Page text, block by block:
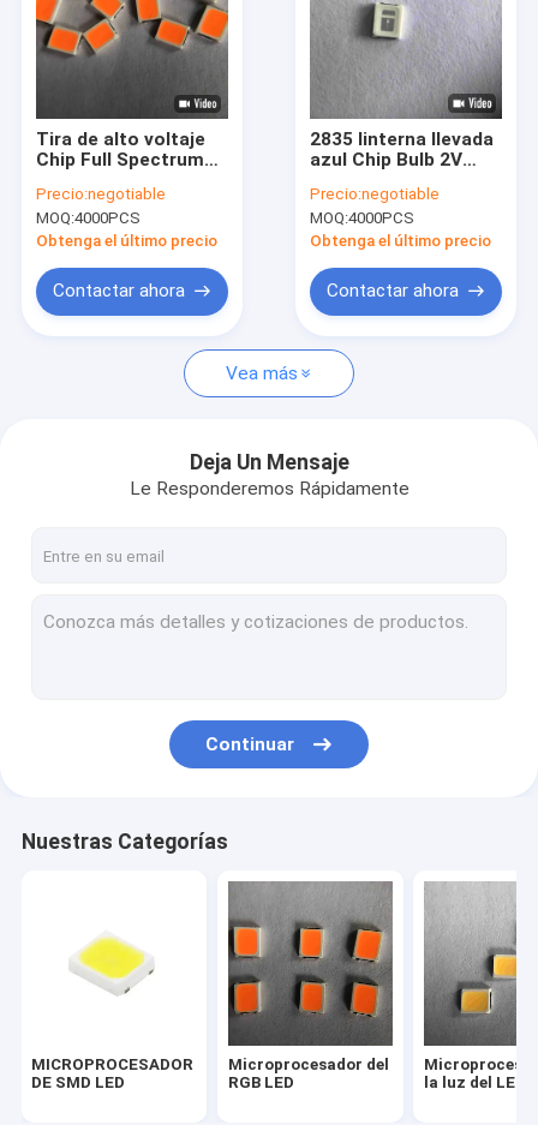
Videos
VR Show
Sobre nosotros
Control de calidad
Éntrenos en contacto con
Microprocesador del RGB LED
Microprocesador de la luz del LED
Microprocesador de 3528 LED
Microprocesador 1W del LED
SMD llevó componentes
Tira de alto voltaje
Chip Full Spectrum
Smd Rgb LED
Precio:negotiable
MOQ:4000PCS
Obtenga el último precio
Contactar ahora
2835 linterna llevada
azul Chip Bulb 2V
comercial de los
anuncios
Precio:negotiable
MOQ:4000PCS
Obtenga el último precio
Contactar ahora
Vea más
Deja Un Mensaje
Le Responderemos Rápidamente
Continuar
Nuestras Categorías
MICROPROCESADOR
DE SMD LED
Microprocesador del
RGB LED
la luz del LED